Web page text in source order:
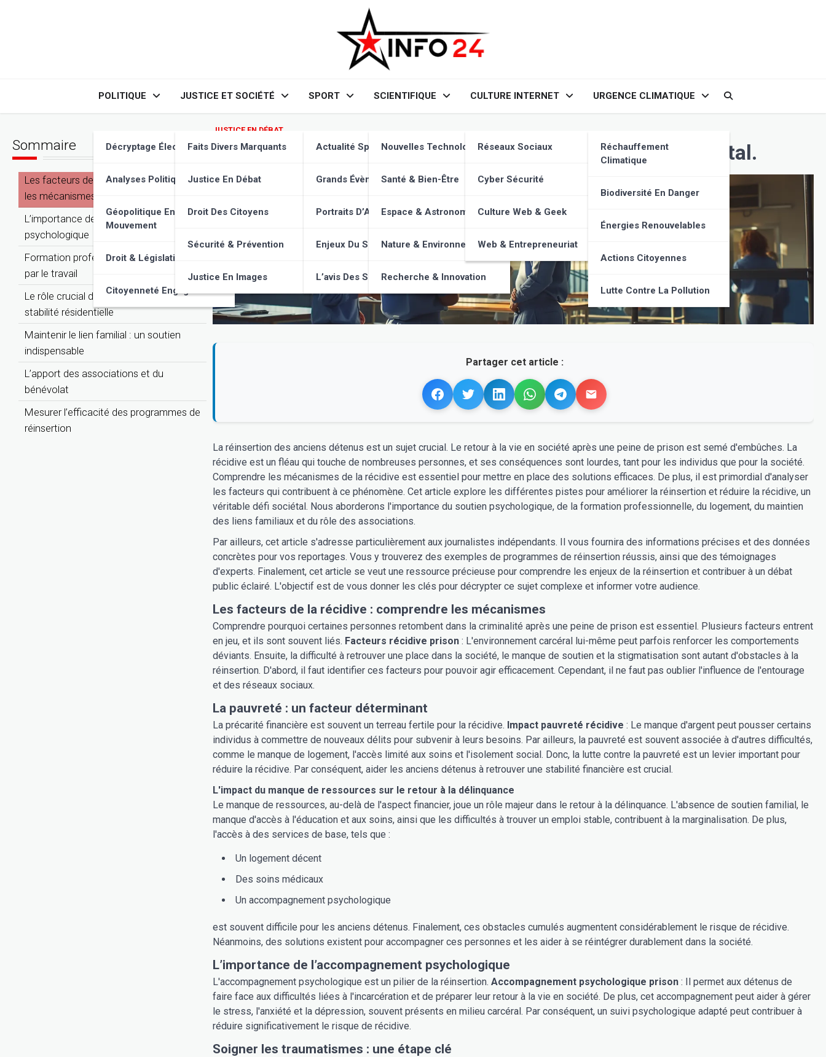
POLITIQUE
Décryptage Élections
Analyses Politiques
Géopolitique En
Mouvement
Droit & Législation
Citoyenneté Engagée
JUSTICE ET SOCIÉTÉ
Faits Divers Marquants
Justice En Débat
Droit Des Citoyens
Sécurité & Prévention
Justice En Images
SPORT
Actualité Sportive
Grands Évènements
Portraits D’Athlètes
Enjeux Du Sport
L’avis Des Supporters
SCIENTIFIQUE
Nouvelles Technologies
Santé & Bien-Être
Espace & Astronomie
Nature & Environnement
Recherche & Innovation
CULTURE INTERNET
Réseaux Sociaux
Cyber Sécurité
Culture Web & Geek
Web & Entrepreneuriat
URGENCE CLIMATIQUE
Réchauffement
Climatique
Biodiversité En Danger
Énergies Renouvelables
Actions Citoyennes
Lutte Contre La Pollution
JUSTICE EN DÉBAT
Réinsertion en prison : réduire la récidive, un défi sociétal.
Partager cet article :
La réinsertion des anciens détenus est un sujet crucial. Le retour à la vie en société après une peine de prison est semé d'embûches. La
récidive est un fléau qui touche de nombreuses personnes, et ses conséquences sont lourdes, tant pour les individus que pour la société.
Comprendre les mécanismes de la récidive est essentiel pour mettre en place des solutions efficaces. De plus, il est primordial d'analyser
les facteurs qui contribuent à ce phénomène. Cet article explore les différentes pistes pour améliorer la réinsertion et réduire la récidive, un
véritable défi sociétal. Nous aborderons l'importance du soutien psychologique, de la formation professionnelle, du logement, du maintien
des liens familiaux et du rôle des associations.
Par ailleurs, cet article s'adresse particulièrement aux journalistes indépendants. Il vous fournira des informations précises et des données
concrètes pour vos reportages. Vous y trouverez des exemples de programmes de réinsertion réussis, ainsi que des témoignages
d'experts. Finalement, cet article se veut une ressource précieuse pour comprendre les enjeux de la réinsertion et contribuer à un débat
public éclairé. L'objectif est de vous donner les clés pour décrypter ce sujet complexe et informer votre audience.
Les facteurs de la récidive : comprendre les mécanismes
Comprendre pourquoi certaines personnes retombent dans la criminalité après une peine de prison est essentiel. Plusieurs facteurs entrent
en jeu, et ils sont souvent liés. Facteurs récidive prison : L'environnement carcéral lui-même peut parfois renforcer les comportements
déviants. Ensuite, la difficulté à retrouver une place dans la société, le manque de soutien et la stigmatisation sont autant d'obstacles à la
réinsertion. D'abord, il faut identifier ces facteurs pour pouvoir agir efficacement. Cependant, il ne faut pas oublier l'influence de l'entourage
et des réseaux sociaux.
La pauvreté : un facteur déterminant
La précarité financière est souvent un terreau fertile pour la récidive. Impact pauvreté récidive : Le manque d'argent peut pousser certains
individus à commettre de nouveaux délits pour subvenir à leurs besoins. Par ailleurs, la pauvreté est souvent associée à d'autres difficultés,
comme le manque de logement, l'accès limité aux soins et l'isolement social. Donc, la lutte contre la pauvreté est un levier important pour
réduire la récidive. Par conséquent, aider les anciens détenus à retrouver une stabilité financière est crucial.
L'impact du manque de ressources sur le retour à la délinquance
Le manque de ressources, au-delà de l'aspect financier, joue un rôle majeur dans le retour à la délinquance. L'absence de soutien familial, le
manque d'accès à l'éducation et aux soins, ainsi que les difficultés à trouver un emploi stable, contribuent à la marginalisation. De plus,
l'accès à des services de base, tels que :
Un logement décent
Des soins médicaux
Un accompagnement psychologique
est souvent difficile pour les anciens détenus. Finalement, ces obstacles cumulés augmentent considérablement le risque de récidive.
Néanmoins, des solutions existent pour accompagner ces personnes et les aider à se réintégrer durablement dans la société.
L’importance de l’accompagnement psychologique
L'accompagnement psychologique est un pilier de la réinsertion. Accompagnement psychologique prison : Il permet aux détenus de
faire face aux difficultés liées à l'incarcération et de préparer leur retour à la vie en société. De plus, cet accompagnement peut aider à gérer
le stress, l'anxiété et la dépression, souvent présents en milieu carcéral. Par conséquent, un suivi psychologique adapté peut contribuer à
réduire significativement le risque de récidive.
Soigner les traumatismes : une étape clé
Sommaire
Les facteurs de la récidive : comprendre
les mécanismes
L’importance de l’accompagnement
psychologique
Formation professionnelle et réinsertion
par le travail
Le rôle crucial du logement et de la
stabilité résidentielle
Maintenir le lien familial : un soutien
indispensable
L’apport des associations et du
bénévolat
Mesurer l’efficacité des programmes de
réinsertion